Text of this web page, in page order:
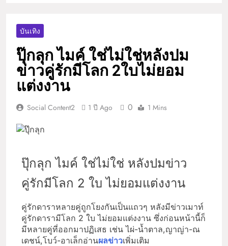
บันเทิง
ปุ๊กลุก ไมค์ ใช่ไม่ใช่หลังปม
ข่าวคู่รักมีโลก 2ใบไม่ยอม
แต่งงาน
Social Content2 1 ปี Ago 0 1 Mins
ปุ๊กลุก ไมค์ ใช่ไม่ใช่ หลังปมข่าว
คู่รักมีโลก 2 ใบ ไม่ยอมแต่งงาน
คู่รักดาราหลายคู่ถูกโยงกันเป็นแถวๆ หลังมีข่าวเมาท์
คู่รักดารามีโลก 2 ใบ ไม่ยอมแต่งงาน ซึ่งก่อนหน้านี้ก็
มีหลายคู่ที่ออกมาปฏิเสธ เช่น ไผ่-น้ำตาล,ญาญ่า-ณ
เดชน์,โบว์-อาเล็กอ่านผลข่าวเพิ่มเติม